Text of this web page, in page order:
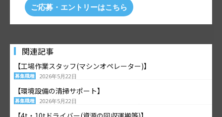
ご応募・エントリーはこちら
関連記事
【工場作業スタッフ(マシンオペレーター)】
募集職種 2026年5月22日
【環境設備の清掃サポート】
募集職種 2026年5月22日